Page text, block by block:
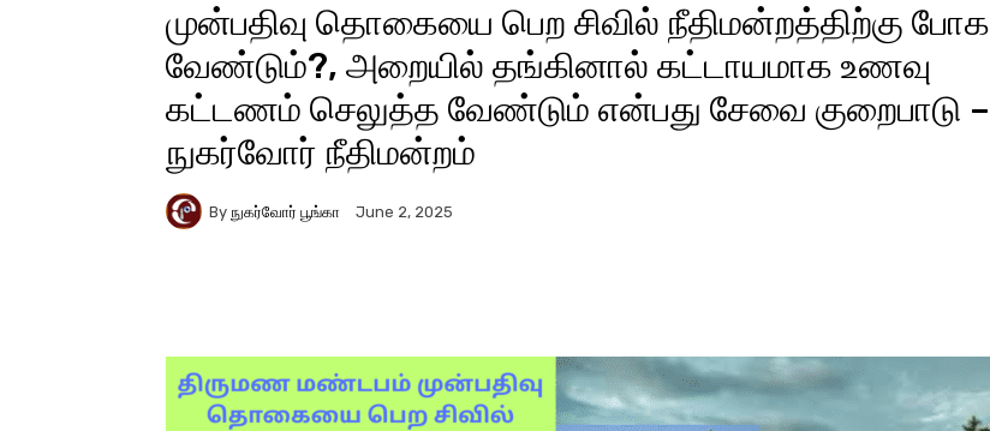
முன்பதிவு தொகையை பெற சிவில் நீதிமன்றத்திற்கு போக
வேண்டும்?, அறையில் தங்கினால் கட்டாயமாக உணவு
கட்டணம் செலுத்த வேண்டும் என்பது சேவை குறைபாடு –
நுகர்வோர் நீதிமன்றம்
By நுகர்வோர் பூங்கா June 2, 2025